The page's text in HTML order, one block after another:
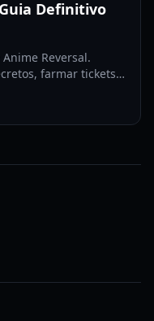
Definitivo
Reversal.
farmar tickets